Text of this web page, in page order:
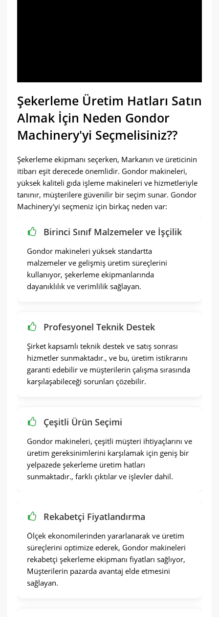
Şekerleme Üretim Hatları Satın
Almak İçin Neden Gondor
Machinery'yi Seçmelisiniz??
Şekerleme ekipmanı seçerken, Markanın ve üreticinin
itibarı eşit derecede önemlidir. Gondor makineleri,
yüksek kaliteli gıda işleme makineleri ve hizmetleriyle
tanınır, müşterilere güvenilir bir seçim sunar. Gondor
Machinery'yi seçmeniz için birkaç neden var:
Birinci Sınıf Malzemeler ve İşçilik
Gondor makineleri yüksek standartta
malzemeler ve gelişmiş üretim süreçlerini
kullanıyor, şekerleme ekipmanlarında
dayanıklılık ve verimlilik sağlayan.
Profesyonel Teknik Destek
Şirket kapsamlı teknik destek ve satış sonrası
hizmetler sunmaktadır., ve bu, üretim istikrarını
garanti edebilir ve müşterilerin çalışma sırasında
karşılaşabileceği sorunları çözebilir.
Çeşitli Ürün Seçimi
Gondor makineleri, çeşitli müşteri ihtiyaçlarını ve
üretim gereksinimlerini karşılamak için geniş bir
yelpazede şekerleme üretim hatları
sunmaktadır., farklı çıktılar ve işlevler dahil.
Rekabetçi Fiyatlandırma
Ölçek ekonomilerinden yararlanarak ve üretim
süreçlerini optimize ederek, Gondor makineleri
rekabetçi şekerleme ekipmanı fiyatları sağlıyor,
Müşterilerin pazarda avantaj elde etmesini
sağlayan.